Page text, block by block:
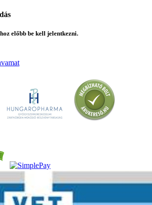
előbb be kell jelentkezni.